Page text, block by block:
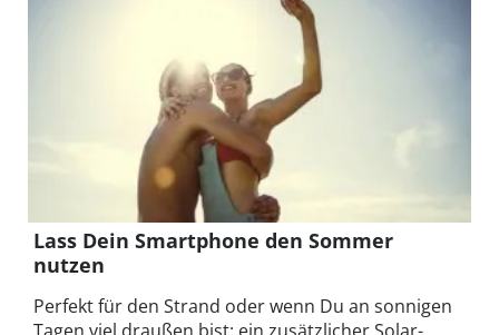
Lass Dein Smartphone den Sommer
nutzen
Perfekt für den Strand oder wenn Du an sonnigen